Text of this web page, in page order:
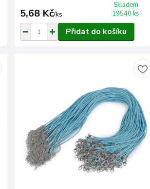
5,68 Kč/ks
Skladem
19540 ks
Přidat do košíku